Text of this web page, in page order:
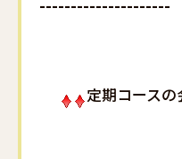
---------------------
定期コース